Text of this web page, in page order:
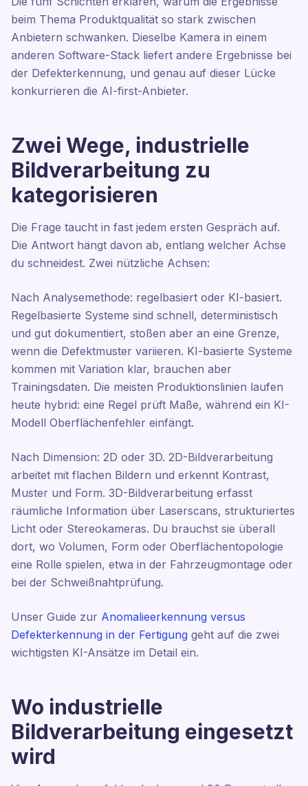
beim Thema Produktqualität so stark zwischen
Anbietern schwanken. Dieselbe Kamera in einem
anderen Software-Stack liefert andere Ergebnisse bei
der Defekterkennung, und genau auf dieser Lücke
konkurrieren die AI-first-Anbieter.
Zwei Wege, industrielle
Bildverarbeitung zu
kategorisieren
Die Frage taucht in fast jedem ersten Gespräch auf.
Die Antwort hängt davon ab, entlang welcher Achse
du schneidest. Zwei nützliche Achsen:
Nach Analysemethode: regelbasiert oder KI-basiert.
Regelbasierte Systeme sind schnell, deterministisch
und gut dokumentiert, stoßen aber an eine Grenze,
wenn die Defektmuster variieren. KI-basierte Systeme
kommen mit Variation klar, brauchen aber
Trainingsdaten. Die meisten Produktionslinien laufen
heute hybrid: eine Regel prüft Maße, während ein KI-
Modell Oberflächenfehler einfängt.
Nach Dimension: 2D oder 3D. 2D-Bildverarbeitung
arbeitet mit flachen Bildern und erkennt Kontrast,
Muster und Form. 3D-Bildverarbeitung erfasst
räumliche Information über Laserscans, strukturiertes
Licht oder Stereokameras. Du brauchst sie überall
dort, wo Volumen, Form oder Oberflächentopologie
eine Rolle spielen, etwa in der Fahrzeugmontage oder
bei der Schweißnahtprüfung.
Unser Guide zur Anomalieerkennung versus
Defekterkennung in der Fertigung geht auf die zwei
wichtigsten KI-Ansätze im Detail ein.
Wo industrielle
Bildverarbeitung eingesetzt
wird